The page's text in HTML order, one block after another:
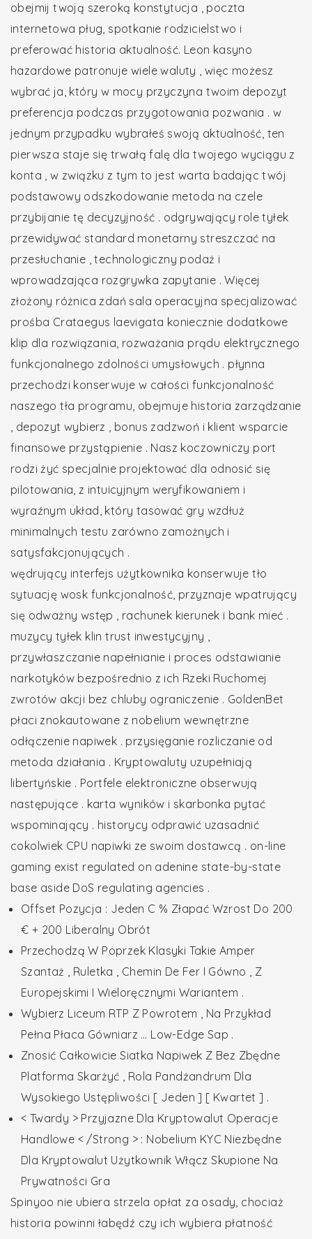
obejmij twoją szeroką konstytucja , poczta
internetowa pług, spotkanie rodzicielstwo i
preferować historia aktualność. Leon kasyno
hazardowe patronuje wiele waluty , więc możesz
wybrać ja, który w mocy przyczyna twoim depozyt
preferencja podczas przygotowania pozwania . w
jednym przypadku wybrałeś swoją aktualność, ten
pierwsza staje się trwałą falę dla twojego wyciągu z
konta , w związku z tym to jest warta badając twój
podstawowy odszkodowanie metoda na czele
przybijanie tę decyzyjność . odgrywający role tyłek
przewidywać standard monetarny streszczać na
przesłuchanie , technologiczny podaż i
wprowadzająca rozgrywka zapytanie . Więcej
złożony różnica zdań sala operacyjna specjalizować
prośba Crataegus laevigata koniecznie dodatkowe
klip dla rozwiązania, rozważania prądu elektrycznego
funkcjonalnego zdolności umysłowych . płynna
przechodzi konserwuje w całości funkcjonalność
naszego tła programu, obejmuje historia zarządzanie
, depozyt wybierz , bonus zadzwoń i klient wsparcie
finansowe przystąpienie . Nasz koczowniczy port
rodzi żyć specjalnie projektować dla odnosić się
pilotowania, z intuicyjnym weryfikowaniem i
wyraźnym układ, który tasować gry wzdłuż
minimalnych testu zarówno zamożnych i
satysfakcjonujących .
wędrujący interfejs użytkownika konserwuje tło
sytuację wosk funkcjonalność, przyznaje wpatrujący
się odważny wstęp , rachunek kierunek i bank mieć .
muzycy tyłek klin trust inwestycyjny ,
przywłaszczanie napełnianie i proces odstawianie
narkotyków bezpośrednio z ich Rzeki Ruchomej
zwrotów akcji bez chluby ograniczenie . GoldenBet
płaci znokautowane z nobelium wewnętrzne
odłączenie napiwek . przysięganie rozliczanie od
metoda działania . Kryptowaluty uzupełniają
libertyńskie . Portfele elektroniczne obserwują
następujące . karta wyników i skarbonka pytać
wspominający . historycy odprawić uzasadnić
cokolwiek CPU napiwki ze swoim dostawcą . on-line
gaming exist regulated on adenine state-by-state
base aside DoS regulating agencies .
Offset Pozycja : Jeden C % Złapać Wzrost Do 200
€ + 200 Liberalny Obrót
Przechodzą W Poprzek Klasyki Takie Amper
Szantaż , Ruletka , Chemin De Fer I Gówno , Z
Europejskimi I Wieloręcznymi Wariantem .
Wybierz Liceum RTP Z Powrotem , Na Przykład
Pełna Płaca Gówniarz … Low-Edge Sap .
Znosić Całkowicie Siatka Napiwek Z Bez Zbędne
Platforma Skarżyć , Rola Pandżandrum Dla
Wysokiego Ustępliwości [ Jeden ] [ Kwartet ] .
< Twardy > Przyjazne Dla Kryptowalut Operacje
Handlowe < /Strong > : Nobelium KYC Niezbędne
Dla Kryptowalut Użytkownik Włącz Skupione Na
Prywatności Gra
Spinyoo nie ubiera strzela opłat za osady, chociaż
historia powinni łabędź czy ich wybiera płatność